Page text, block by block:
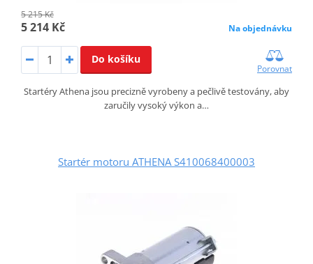
5 215 Kč
5 214 Kč Na objednávku
Do košíku
Porovnat
Startéry Athena jsou precizně vyrobeny a pečlivě testovány, aby
zaručily vysoký výkon a…
Startér motoru ATHENA S410068400003